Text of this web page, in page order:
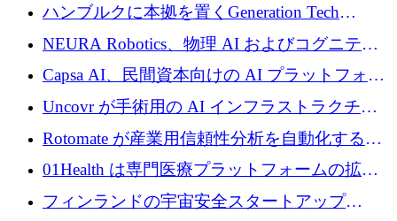
ロを調達
ハンブルクに本拠を置くGeneration Tech
Partnersが5,000万ユーロのAIロールアップファ
NEURA Robotics、物理 AI およびコグニティ
ブ ロボティクス プラットフォームを拡張する
ためにシリーズ C で最大 14 億ドルを確保
Capsa AI、民間資本向けの AI プラットフォー
ムを拡大するために 1,800 万ドルを調達
Uncovr が手術用の AI インフラストラクチャ
を構築するために 700 万ドルを調達
Rotomate が産業用信頼性分析を自動化するた
めに 210 万ユーロを調達
01Health は専門医療プラットフォームの拡大
に 1,500 万ドルを確保
フィンランドの宇宙安全スタートアップ